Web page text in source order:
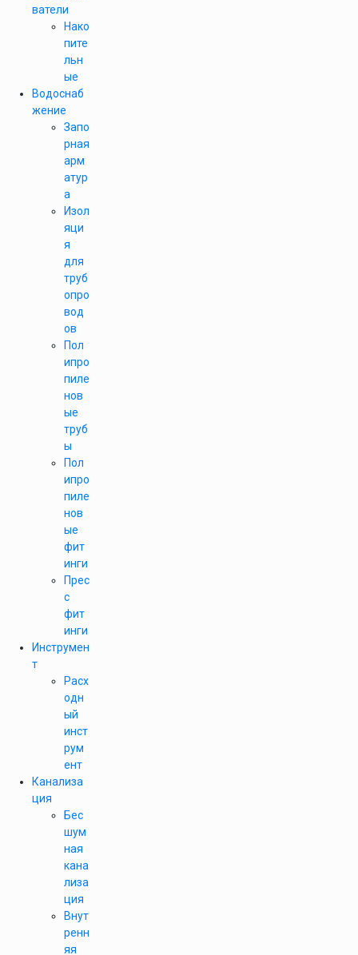
ватели
Нако
пите
льн
ые
Водоснаб
жение
Запо
рная
арм
атур
а
Изол
яци
я
для
труб
опро
вод
ов
Пол
ипро
пиле
нов
ые
труб
ы
Пол
ипро
пиле
нов
ые
фит
инги
Прес
с
фит
инги
Инструмен
т
Расх
одн
ый
инст
рум
ент
Канализа
ция
Бес
шум
ная
кана
лиза
ция
Внут
ренн
яя